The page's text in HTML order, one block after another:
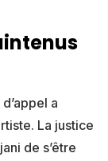
a
La justice
de s’être